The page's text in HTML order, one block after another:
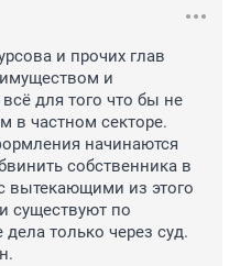
и прочих глав
и
для того что бы не
в частном секторе.
начинаются
собственника в
вытекающими из этого
существуют по
дела только через суд.